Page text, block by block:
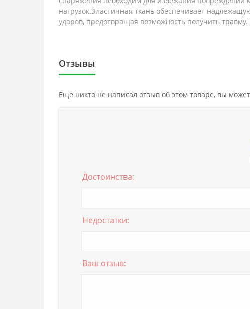
нагрузок.Эластичная ткань обеспечивает
ударов, предотвращая возможность получить
Отзывы
Еще никто не написал отзыв об этом товаре, вы
Достоинства:
Недостатки:
Ваш отзыв: